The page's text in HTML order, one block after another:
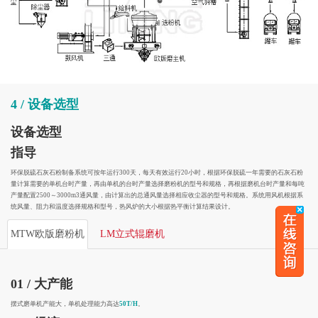
4 / 设备选型
设备选型
指导
环保脱硫石灰石粉制备系统可按年运行300天，每天有效运行20小时，根据环保脱硫一年需要的石灰石粉
量计算需要的单机台时产量，再由单机的台时产量选择磨粉机的型号和规格，再根据磨机台时产量和每吨
产量配置2500～3000m3通风量，由计算出的总通风量选择相应收尘器的型号和规格。系统用风机根据系
统风量、阻力和温度选择规格和型号，热风炉的大小根据热平衡计算结果设计。
MTW欧版磨粉机 LM立式辊磨机
01 / 大产能
摆式磨单机产能大，单机处理能力高达50T/H